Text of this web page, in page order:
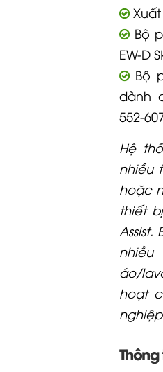
Xuất
Bộ
EW-D
Bộ
dành
552-
Hệ
nhiều
hoặc
thiết
áo/
hoạt